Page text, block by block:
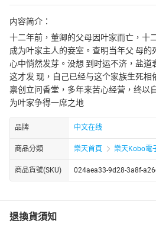
内容简介：
十二年前，董卿的父母因叶家而亡，十
成为叶家主人的妾室。查明当年父 母的
心中悄然发芽。没想 到时运不济，盐道
这才发 现，自己已经与这个家族生死相
禀创立问香堂，多年来苦心经营，终以
为叶家争得一席之地
品牌 中文在线
商品分類 樂天首頁 樂天Kobo電
商品貨號(SKU) 024aea33-9d28-3a8f-
退換貨須知